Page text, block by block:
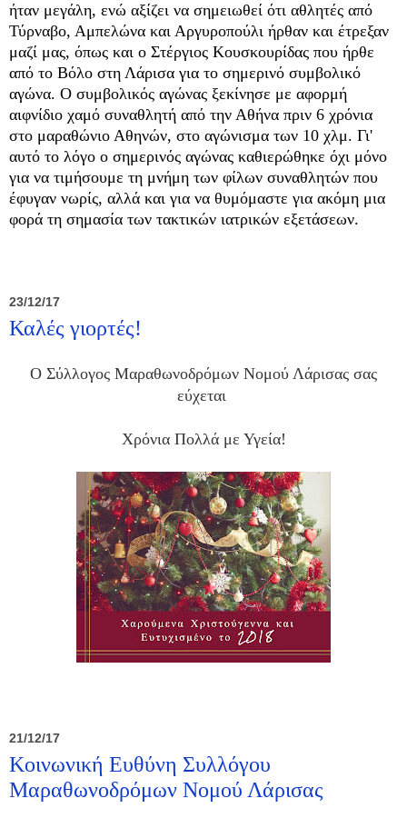
ήταν μεγάλη, ενώ αξίζει να σημειωθεί ότι αθλητές από
Τύρναβο, Αμπελώνα και Αργυροπούλι ήρθαν και έτρεξαν
μαζί μας, όπως και ο Στέργιος Κουσκουρίδας που ήρθε
από το Βόλο στη Λάρισα για το σημερινό συμβολικό
αγώνα. Ο συμβολικός αγώνας ξεκίνησε με αφορμή
αιφνίδιο χαμό συναθλητή από την Αθήνα πριν 6 χρόνια
στο μαραθώνιο Αθηνών, στο αγώνισμα των 10 χλμ. Γι'
αυτό το λόγο ο σημερινός αγώνας καθιερώθηκε όχι μόνο
για να τιμήσουμε τη μνήμη των φίλων συναθλητών που
έφυγαν νωρίς, αλλά και για να θυμόμαστε για ακόμη μια
φορά τη σημασία των τακτικών ιατρικών εξετάσεων.
23/12/17
Καλές γιορτές!
Ο Σύλλογος Μαραθωνοδρόμων Νομού Λάρισας σας
εύχεται
Χρόνια Πολλά με Υγεία!
21/12/17
Κοινωνική Ευθύνη Συλλόγου
Μαραθωνοδρόμων Νομού Λάρισας